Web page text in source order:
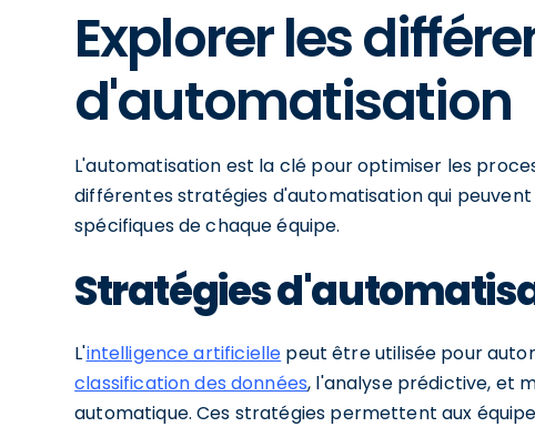
Explorer les
d'automatisation
L'automatisation est la clé pour optimiser les
différentes stratégies d'automatisation qui
spécifiques de chaque équipe.
Stratégies
L'intelligence artificielle peut être utilisée pour
classification des données, l'analyse prédictive, et
automatique. Ces stratégies permettent aux